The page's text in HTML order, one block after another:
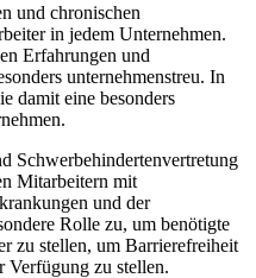
und chronischen
in jedem Unternehmen.
Erfahrungen und
unternehmenstreu. In
damit eine besonders
Schwerbehindertenvertretung
Mitarbeitern mit
und der
Rolle zu, um benötigte
zu stellen, um Barrierefreiheit
Verfügung zu stellen.